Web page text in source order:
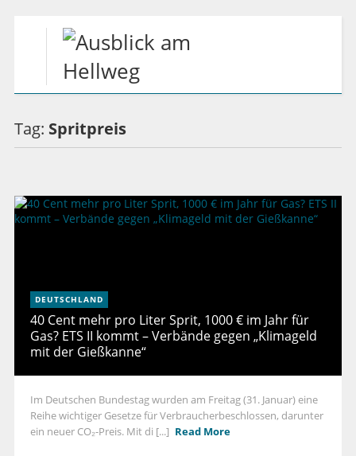
Tag: Spritpreis
DEUTSCHLAND
40 Cent mehr pro Liter Sprit, 1000 € im Jahr für
Gas? ETS II kommt – Verbände gegen „Klimageld
mit der Gießkanne“
Im Deutschen Bundestag wurden am Freitag (31. Januar) eine
Reihe wichtiger Gesetze für Verbraucherbeschlossen, darunter
ein neuer CO₂-Preis. Mit di [...] Read More